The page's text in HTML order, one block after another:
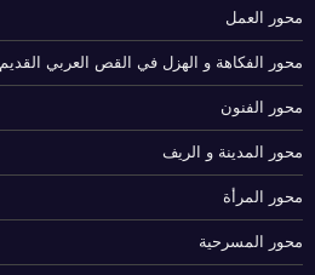
محور العمل
محور الفكاهة و الهزل في القص العربي القديم
محور الفنون
محور المدينة و الريف
محور المرأة
محور المسرحية